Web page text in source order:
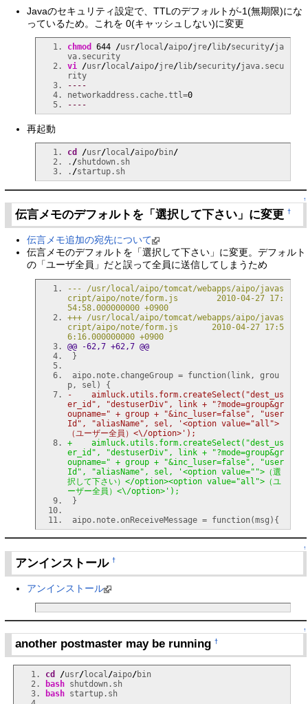
Javaのセキュリティ設定で、TTLのデフォルトが-1(無期限)にな
っているため。これを 0(キャッシュしない)に変更
chmod 644 /usr/local/aipo/jre/lib/security/ja
va.security
vi /usr/local/aipo/jre/lib/security/java.secu
rity
----
networkaddress.cache.ttl=0
----
再起動
cd /usr/local/aipo/bin/
. /
shutdown.sh
. / startup.sh
↑
伝言メモのデフォルトを「選択して下さい」に変更†
伝言メモ追加の宛先について
伝言メモのデフォルトを「選択して下さい」に変更。デフォルト
の「ユーザ全員」だと誤って全員に送信してしまうため
--- /usr/local/aipo/tomcat/webapps/aipo/javas
cript/aipo/note/form.js        2010-04-27 17:
54:58.000000000 +0900
+++ /usr/local/aipo/tomcat/webapps/aipo/javas
cript/aipo/note/form.js       2010-04-27 17:5
6:16.000000000 +0900
@@ -62,7 +62,7 @@
}
aipo.note.changeGroup = function( link, grou
p, sel )
{
-    aimluck.utils.form.createSelect ( "dest_us
er_id", "destuserDiv", link + "?mode=group&gr
oupname=" + group + "&inc_luser=false", "user
Id", "aliasName", sel, '<option value="all">
（ユーザー全員）<\/option>' ) ;
+    aimluck.utils.form.createSelect ( "dest_us
er_id", "destuserDiv", link + "?mode=group&gr
oupname=" + group + "&inc_luser=false", "user
Id", "aliasName", sel, '<option value="">（選
択して下さい）</option><option value="all">（ユ
ーザー全員）<\/option>' ) ;
}
aipo.note.onReceiveMessage = function(msg ) {
↑
アンインストール†
アンインストール
↑
another postmaster may be running†
cd /usr/local/aipo/
bin
bash
shutdown.sh
bash
startup.sh